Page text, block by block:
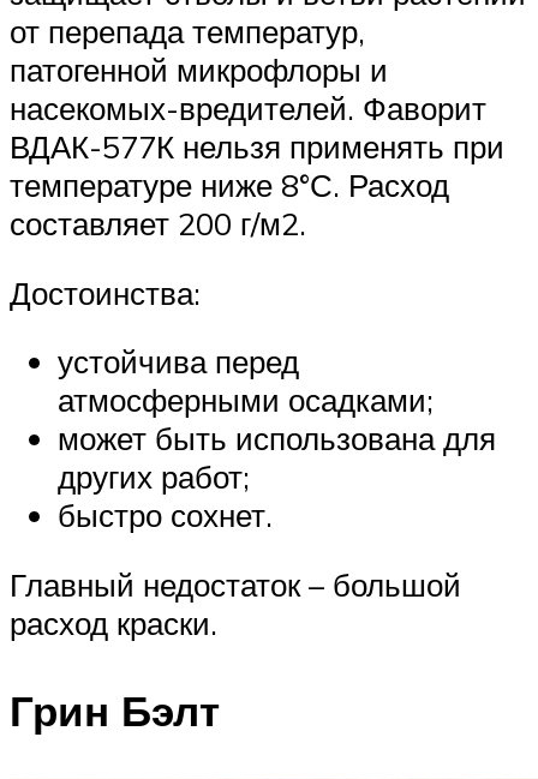
от перепада температур,
патогенной микрофлоры и
насекомых-вредителей. Фаворит
ВДАК-577К нельзя применять при
температуре ниже 8°С. Расход
составляет 200 г/м2.
Достоинства:
устойчива перед
атмосферными осадками;
может быть использована для
других работ;
быстро сохнет.
Главный недостаток – большой
расход краски.
Грин Бэлт